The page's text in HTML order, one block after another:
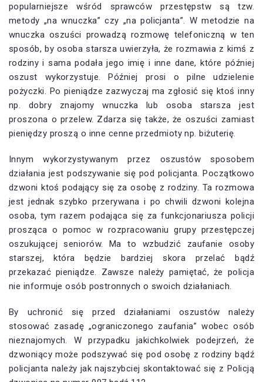
popularniejsze wśród sprawców przestępstw są tzw.
metody „na wnuczka” czy „na policjanta”. W metodzie na
wnuczka oszuści prowadzą rozmowę telefoniczną w ten
sposób, by osoba starsza uwierzyła, że rozmawia z kimś z
rodziny i sama podała jego imię i inne dane, które później
oszust wykorzystuje. Później prosi o pilne udzielenie
pożyczki. Po pieniądze zazwyczaj ma zgłosić się ktoś inny
np. dobry znajomy wnuczka lub osoba starsza jest
proszona o przelew. Zdarza się także, że oszuści zamiast
pieniędzy proszą o inne cenne przedmioty np. biżuterię.
Innym wykorzystywanym przez oszustów sposobem
działania jest podszywanie się pod policjanta. Początkowo
dzwoni ktoś podający się za osobę z rodziny. Ta rozmowa
jest jednak szybko przerywana i po chwili dzwoni kolejna
osoba, tym razem podająca się za funkcjonariusza policji
prosząca o pomoc w rozpracowaniu grupy przestępczej
oszukującej seniorów. Ma to wzbudzić zaufanie osoby
starszej, która będzie bardziej skora przelać bądź
przekazać pieniądze. Zawsze należy pamiętać, że policja
nie informuje osób postronnych o swoich działaniach.
By uchronić się przed działaniami oszustów należy
stosować zasadę „ograniczonego zaufania” wobec osób
nieznajomych. W przypadku jakichkolwiek podejrzeń, że
dzwoniący może podszywać się pod osobę z rodziny bądź
policjanta należy jak najszybciej skontaktować się z Policją